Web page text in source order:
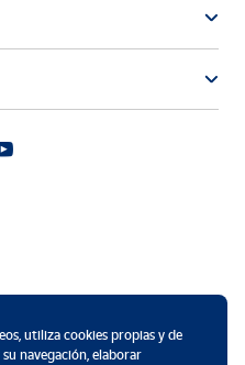
utiliza cookies propias y de
navegación, elaborar